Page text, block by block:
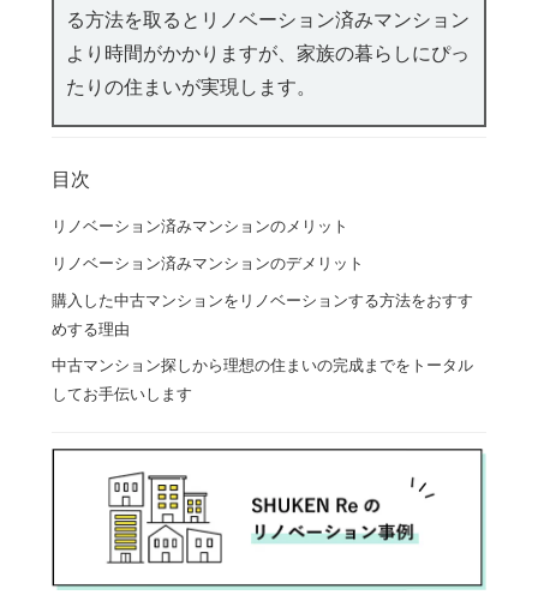
る方法を取るとリノベーション済みマンション
より時間がかかりますが、家族の暮らしにぴっ
たりの住まいが実現します。
目次
リノベーション済みマンションのメリット
リノベーション済みマンションのデメリット
購入した中古マンションをリノベーションする方法をおすす
めする理由
中古マンション探しから理想の住まいの完成までをトータル
してお手伝いします